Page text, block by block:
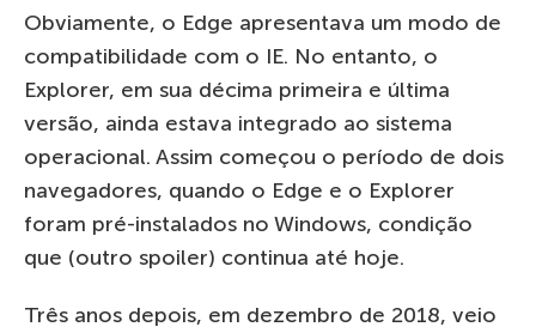
Obviamente, o Edge apresentava um modo de
compatibilidade com o IE. No entanto, o
Explorer, em sua décima primeira e última
versão, ainda estava integrado ao sistema
operacional. Assim começou o período de dois
navegadores, quando o Edge e o Explorer
foram pré-instalados no Windows, condição
que (outro spoiler) continua até hoje.
Três anos depois, em dezembro de 2018, veio